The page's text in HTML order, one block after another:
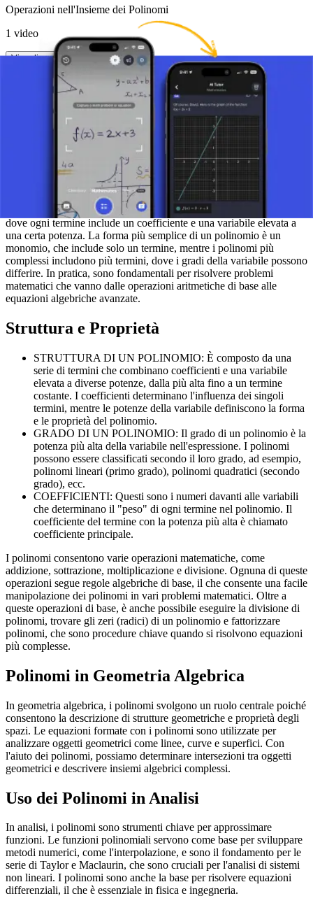
Operazioni nell'Insieme dei Polinomi
1 video
Visualizza Dettagli
Divisione di Polinomi
Visualizza Dettagli
Introduzione e Fondamenti dei Polinomi
I polinomi sono espressioni algebriche composte da diversi termini,
dove ogni termine include un coefficiente e una variabile elevata a
una certa potenza. La forma più semplice di un polinomio è un
monomio, che include solo un termine, mentre i polinomi più
complessi includono più termini, dove i gradi della variabile possono
differire. In pratica, sono fondamentali per risolvere problemi
matematici che vanno dalle operazioni aritmetiche di base alle
equazioni algebriche avanzate.
Struttura e Proprietà
STRUTTURA DI UN POLINOMIO: È composto da una
serie di termini che combinano coefficienti e una variabile
elevata a diverse potenze, dalla più alta fino a un termine
costante. I coefficienti determinano l'influenza dei singoli
termini, mentre le potenze della variabile definiscono la forma
e le proprietà del polinomio.
GRADO DI UN POLINOMIO: Il grado di un polinomio è la
potenza più alta della variabile nell'espressione. I polinomi
possono essere classificati secondo il loro grado, ad esempio,
polinomi lineari (primo grado), polinomi quadratici (secondo
grado), ecc.
COEFFICIENTI: Questi sono i numeri davanti alle variabili
che determinano il "peso" di ogni termine nel polinomio. Il
coefficiente del termine con la potenza più alta è chiamato
coefficiente principale.
I polinomi consentono varie operazioni matematiche, come
addizione, sottrazione, moltiplicazione e divisione. Ognuna di queste
operazioni segue regole algebriche di base, il che consente una facile
manipolazione dei polinomi in vari problemi matematici. Oltre a
queste operazioni di base, è anche possibile eseguire la divisione di
polinomi, trovare gli zeri (radici) di un polinomio e fattorizzare
polinomi, che sono procedure chiave quando si risolvono equazioni
più complesse.
Polinomi in Geometria Algebrica
In geometria algebrica, i polinomi svolgono un ruolo centrale poiché
consentono la descrizione di strutture geometriche e proprietà degli
spazi. Le equazioni formate con i polinomi sono utilizzate per
analizzare oggetti geometrici come linee, curve e superfici. Con
l'aiuto dei polinomi, possiamo determinare intersezioni tra oggetti
geometrici e descrivere insiemi algebrici complessi.
Uso dei Polinomi in Analisi
In analisi, i polinomi sono strumenti chiave per approssimare
funzioni. Le funzioni polinomiali servono come base per sviluppare
metodi numerici, come l'interpolazione, e sono il fondamento per le
serie di Taylor e Maclaurin, che sono cruciali per l'analisi di sistemi
non lineari. I polinomi sono anche la base per risolvere equazioni
differenziali, il che è essenziale in fisica e ingegneria.